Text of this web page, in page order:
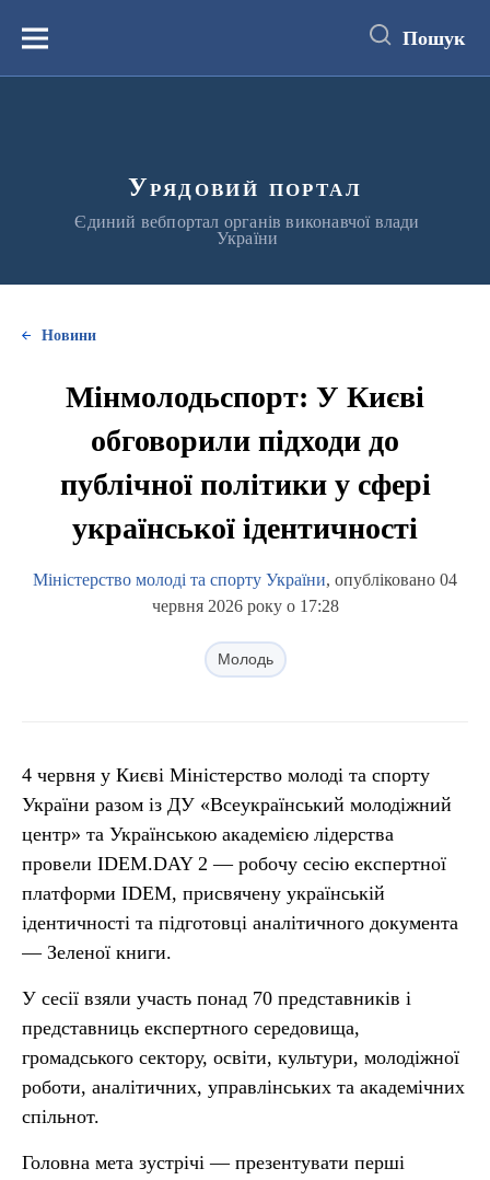
вмістуМеню Пошук
Урядовий портал
Єдиний вебпортал органів виконавчої влади
України
Новини
Мінмолодьспорт: У Києві
обговорили підходи до
публічної політики у сфері
української ідентичності
Міністерство молоді та спорту України, опубліковано 04
червня 2026 року о 17:28
Молодь
4 червня у Києві Міністерство молоді та спорту
України разом із ДУ «Всеукраїнський молодіжний
центр» та Українською академією лідерства
провели IDEM.DAY 2 — робочу сесію експертної
платформи IDEM, присвячену українській
ідентичності та підготовці аналітичного документа
— Зеленої книги.
У сесії взяли участь понад 70 представників і
представниць експертного середовища,
громадського сектору, освіти, культури, молодіжної
роботи, аналітичних, управлінських та академічних
спільнот.
Головна мета зустрічі — презентувати перші